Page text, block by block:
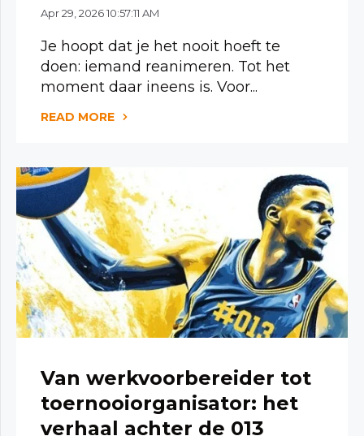
Apr 29, 2026 10:57:11 AM
Je hoopt dat je het nooit hoeft te
doen: iemand reanimeren. Tot het
moment daar ineens is. Voor...
READ MORE
Van werkvoorbereider tot
toernooiorganisator: het
verhaal achter de 013